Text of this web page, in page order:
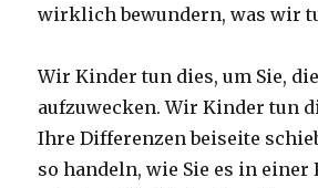
wirklich bewundern, was wir
Wir Kinder tun dies, um Sie,
aufzuwecken. Wir Kinder tun
Ihre Differenzen beiseite
so handeln, wie Sie es in einer